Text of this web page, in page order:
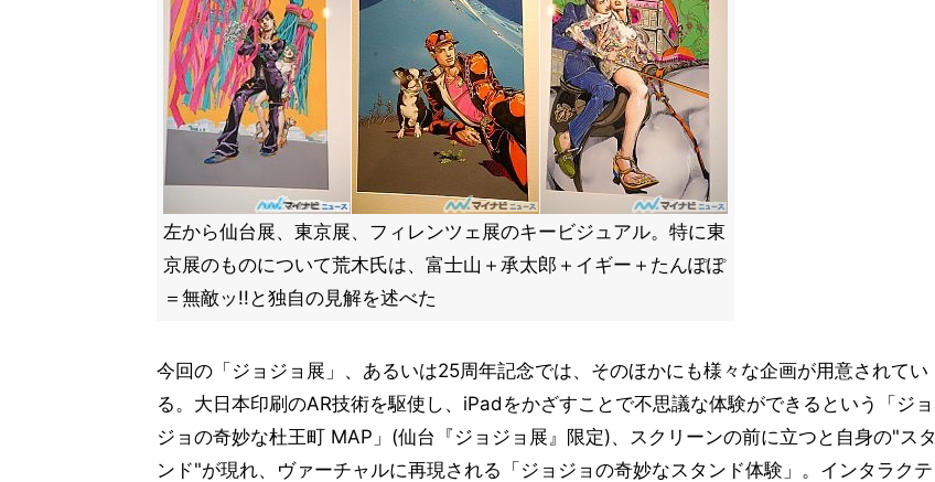
左から仙台展、東京展、フィレンツェ展のキービジュアル。特に東
京展のものについて荒木氏は、富士山＋承太郎＋イギー＋たんぽぽ
＝無敵ッ!!と独自の見解を述べた
今回の「ジョジョ展」、あるいは25周年記念では、そのほかにも様々な企画が用意されてい
る。大日本印刷のAR技術を駆使し、iPadをかざすことで不思議な体験ができるという「ジョ
ジョの奇妙な杜王町 MAP」(仙台『ジョジョ展』限定)、スクリーンの前に立つと自身の"スタ
ンド"が現れ、ヴァーチャルに再現される「ジョジョの奇妙なスタンド体験」。インタラクテ